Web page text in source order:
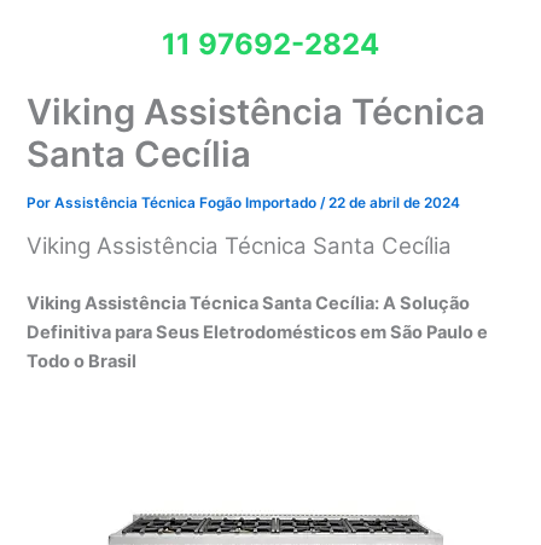
11 97692-2824
Viking Assistência Técnica
Santa Cecília
PorAssistência Técnica Fogão Importado/22 de abril de 2024
Viking Assistência Técnica Santa Cecília
Viking Assistência Técnica Santa Cecília: A Solução
Definitiva para Seus Eletrodomésticos em São Paulo e
Todo o Brasil